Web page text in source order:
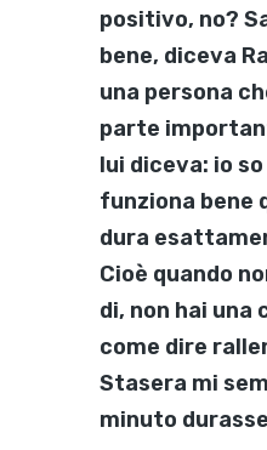
positivo, no?
bene, diceva
una persona
parte
lui diceva: io
funziona bene
dura
Cioè quando
di, non hai una
come dire
Stasera mi
minuto